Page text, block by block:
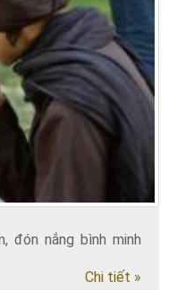
đón nắng bình minh
Chi tiết »